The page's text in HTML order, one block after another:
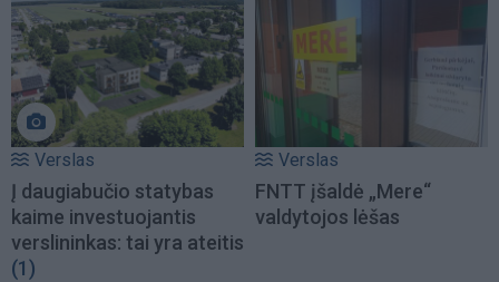
Verslas
Į daugiabučio statybas
kaime investuojantis
verslininkas: tai yra ateitis
(1)
Verslas
FNTT įšaldė „Mere“
valdytojos lėšas